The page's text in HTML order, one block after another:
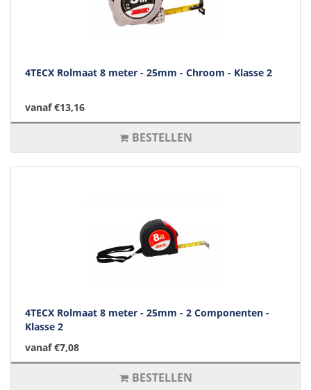
4TECX Rolmaat 8 meter - 25mm - Chroom - Klasse 2
vanaf €13,16
BESTELLEN
4TECX Rolmaat 8 meter - 25mm - 2 Componenten -
Klasse 2
vanaf €7,08
BESTELLEN